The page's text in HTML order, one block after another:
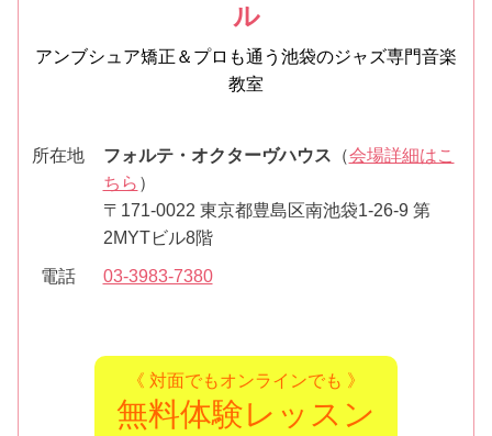
ル
アンブシュア矯正＆プロも通う池袋のジャズ専門音楽
教室
所在地 フォルテ・オクターヴハウス （会場詳細はこ
ちら ）
〒171-0022 東京都豊島区南池袋1-26-9 第
2MYTビル8階
電話 03-3983-7380
《 対面でもオンラインでも 》
無料体験レッスン